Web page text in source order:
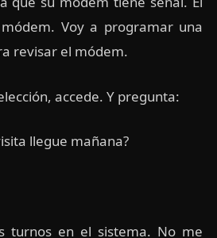
Voy a programar una
revisar el módem.
accede. Y pregunta:
llegue mañana?
turnos en el sistema. No me